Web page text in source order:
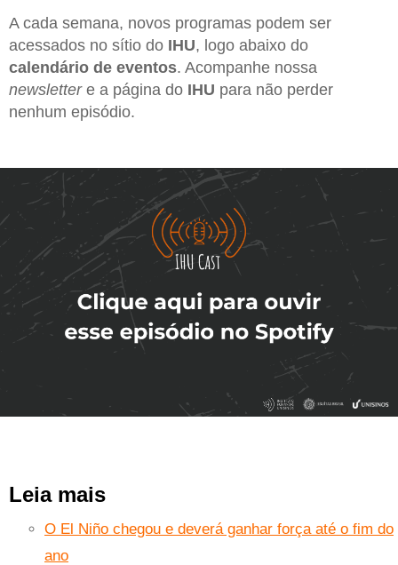
A cada semana, novos programas podem ser
acessados no sítio do IHU, logo abaixo do
calendário de eventos. Acompanhe nossa
newslettere a página do IHU para não perder
nenhum episódio.
Leia mais
O El Niño chegou e deverá ganhar força até o fim do
ano